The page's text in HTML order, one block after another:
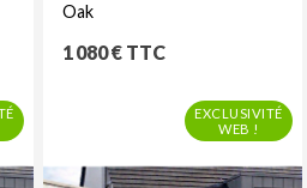
Oak
Prix
1 080 € TTC
EXCLUSIVITÉ
WEB !